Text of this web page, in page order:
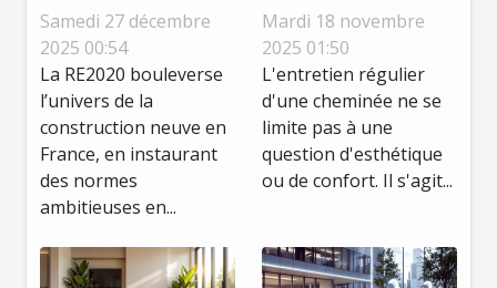
influence-t-elle
les nouveaux
projets de
construction ?
Samedi 27 décembre
2025 00:54
La RE2020 bouleverse
l’univers de la
construction neuve en
France, en instaurant
des normes
ambitieuses en...
régulier de votre
cheminée peut
sauvegarder
votre domicile ?
Mardi 18 novembre
2025 01:50
L'entretien régulier
d'une cheminée ne se
limite pas à une
question d'esthétique
ou de confort. Il s'agit...